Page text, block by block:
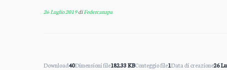
26 Luglio 2019diFedercanapa
Download40Dimensioni file182.33 KBConteggio file1Data di creazione26